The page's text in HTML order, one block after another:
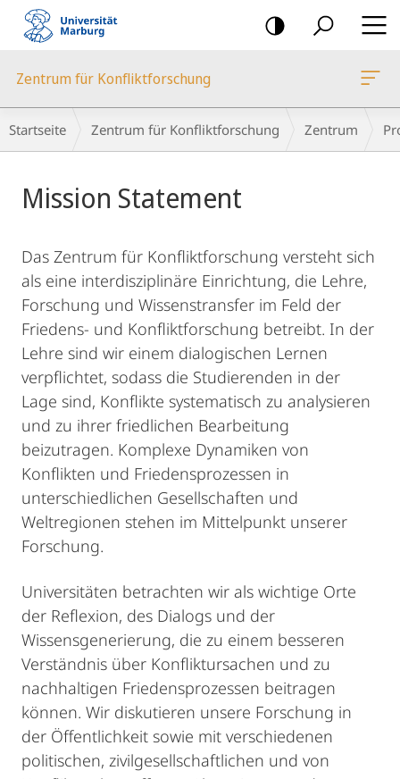
Mobile-
Navigation
Zentrum für Konfliktforschung
Breadcrumb-
Navigation
Startseite Zentrum für Konfliktforschung Zentrum
Mission Statement
Das Zentrum für Konfliktforschung versteht sich
als eine interdisziplinäre Einrichtung, die Lehre,
Forschung und Wissenstransfer im Feld der
Friedens- und Konfliktforschung betreibt. In der
Lehre sind wir einem dialogischen Lernen
verpflichtet, sodass die Studierenden in der
Lage sind, Konflikte systematisch zu analysieren
und zu ihrer friedlichen Bearbeitung
beizutragen. Komplexe Dynamiken von
Konflikten und Friedensprozessen in
unterschiedlichen Gesellschaften und
Weltregionen stehen im Mittelpunkt unserer
Forschung.
Universitäten betrachten wir als wichtige Orte
der Reflexion, des Dialogs und der
Wissensgenerierung, die zu einem besseren
Verständnis über Konfliktursachen und zu
nachhaltigen Friedensprozessen beitragen
können. Wir diskutieren unsere Forschung in
der Öffentlichkeit sowie mit verschiedenen
politischen, zivilgesellschaftlichen und von